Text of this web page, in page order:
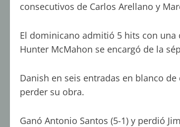
consecutivos de Carlos Arellano y
El dominicano admitió 5 hits con una
Hunter McMahon se encargó de la
Danish en seis entradas en blanco
perder su obra.
Ganó Antonio Santos (5-1) y perdió